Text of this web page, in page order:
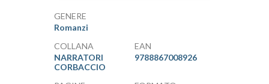
GENERE
Romanzi
COLLANA
NARRATORI
CORBACCIO
EAN
9788867008926